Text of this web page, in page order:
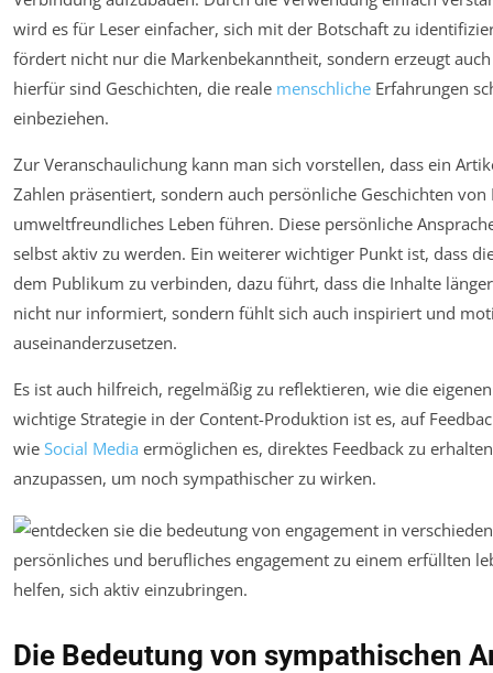
wird es für Leser einfacher, sich mit der Botschaft zu
fördert nicht nur die Markenbekanntheit, sondern erzeugt
hierfür sind Geschichten, die reale menschliche Erfahrungen
einbeziehen.
Zur Veranschaulichung kann man sich vorstellen, dass ein
Zahlen präsentiert, sondern auch persönliche Geschichten
umweltfreundliches Leben führen. Diese persönliche
selbst aktiv zu werden. Ein weiterer wichtiger Punkt ist, dass
dem Publikum zu verbinden, dazu führt, dass die Inhalte
nicht nur informiert, sondern fühlt sich auch inspiriert und
auseinanderzusetzen.
Es ist auch hilfreich, regelmäßig zu reflektieren, wie die
wichtige Strategie in der Content-Produktion ist es, auf
wie Social Media ermöglichen es, direktes Feedback zu
anzupassen, um noch sympathischer zu wirken.
Die Bedeutung von sympathischen